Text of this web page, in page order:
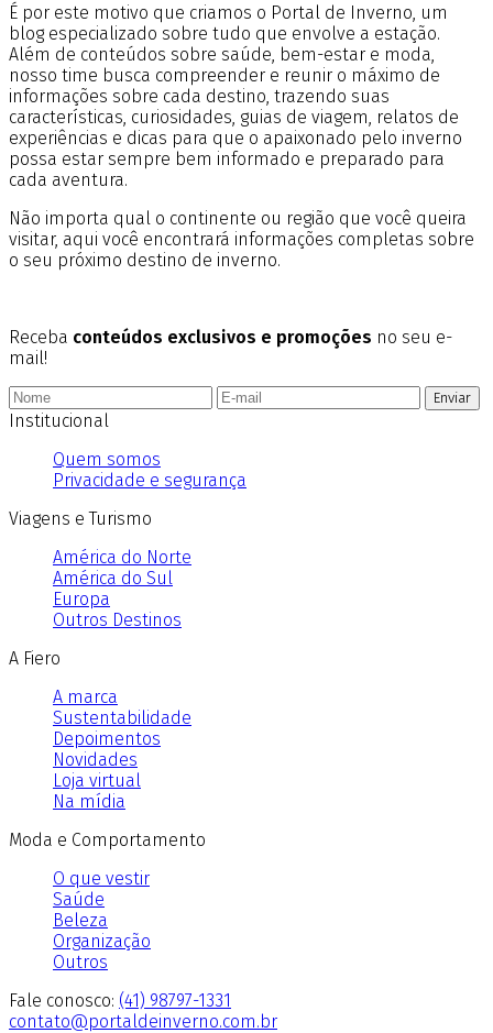
É por este motivo que criamos o Portal de Inverno, um
blog especializado sobre tudo que envolve a estação.
Além de conteúdos sobre saúde, bem-estar e moda,
nosso time busca compreender e reunir o máximo de
informações sobre cada destino, trazendo suas
características, curiosidades, guias de viagem, relatos de
experiências e dicas para que o apaixonado pelo inverno
possa estar sempre bem informado e preparado para
cada aventura.
Não importa qual o continente ou região que você queira
visitar, aqui você encontrará informações completas sobre
o seu próximo destino de inverno.
Receba conteúdos exclusivos e promoções no seu e-
mail!
Enviar
Institucional
Quem somos
Privacidade e segurança
Viagens e Turismo
América do Norte
América do Sul
Europa
Outros Destinos
A Fiero
A marca
Sustentabilidade
Depoimentos
Novidades
Loja virtual
Na mídia
Moda e Comportamento
O que vestir
Saúde
Beleza
Organização
Outros
Fale conosco: (41) 98797-1331
contato@portaldeinverno.com.br